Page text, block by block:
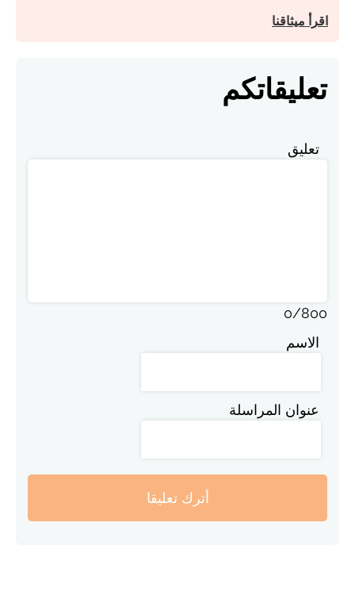
اقرأ ميثاقنا
تعليقاتكم
تعليق
0/800
الاسم
عنوان المراسلة
أترك تعليقا